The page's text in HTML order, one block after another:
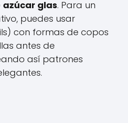
azúcar glas. Para un
puedes usar
con formas de copos
antes de
así patrones